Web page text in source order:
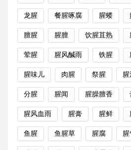
龙腥 餐腥啄腐 腥蝼
膻腥 腥膻 饮腥苴熟
荤腥 腥风醎雨 铁腥
腥味儿 肉腥 祭腥 腥
分腥 腥闻 腥臊膻香
腥风血雨 腥膏 腥鲜
鱼腥 鱼腥草 腥腐 腥